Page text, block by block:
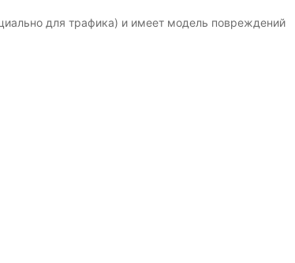
для трафика) и имеет модель повреждений